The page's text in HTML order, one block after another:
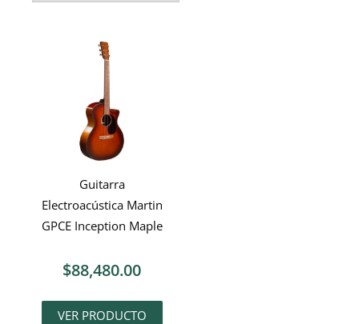
Guitarra
Electroacústica Martin
GPCE Inception Maple
$88,480.00
VER PRODUCTO